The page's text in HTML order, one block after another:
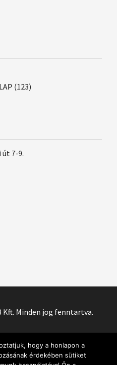
(123)
út 7-9.
Kft. Minden jog fenntartva.
hogy a honlapon a
érdekében sütiket